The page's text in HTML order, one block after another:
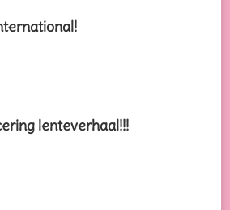
lenteverhaal!!!